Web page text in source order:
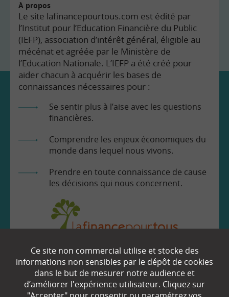
À propos
Le site lafinancepourtous.com est édité par
l’Institut pour l’Education Financière du Public
(IEFP), association d’intérêt général, éligible au
mécénat et agréée par le Ministère de
l’Education Nationale. L’IEFP a été créé pour
aider chacun à acquérir les bases de
connaissances nécessaires pour :
Se sentir plus à l’aise avec les questions
financières.
Comprendre les enjeux économiques du
monde dans lequel nous vivons.
Prendre en toute connaissance de cause
les décisions qui nous concernent.
EN SAVOIR
Qui sommes-nous ?
Ce site non commercial utilise et stocke des
informations non sensibles par le dépôt de cookies
dans le but de mesurer notre audience et
d’améliorer l'expérience utilisateur. Cliquez sur